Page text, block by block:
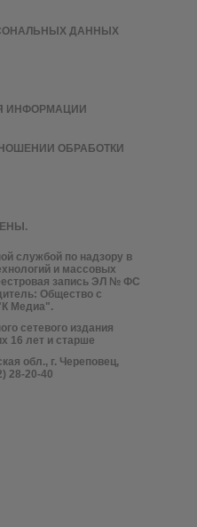
службой по надзору в
и массовых
запись ЭЛ № ФС
Общество с
Медиа".
сетевого издания
16 лет и старше
обл., г. Череповец,
28-20-40
ДАННЫХ
ИНФОРМАЦИИ
ОБРАБОТКИ